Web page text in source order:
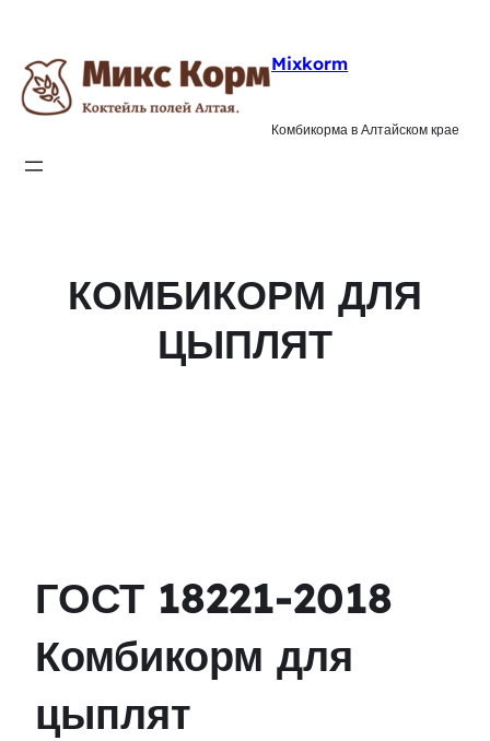
Mixkorm
Комбикорма в Алтайском крае
КОМБИКОРМ ДЛЯ
ЦЫПЛЯТ
ГОСТ 18221-2018
Комбикорм для
цыплят